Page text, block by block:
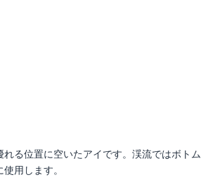
れる位置に空いたアイです。渓流ではボトム
用します。